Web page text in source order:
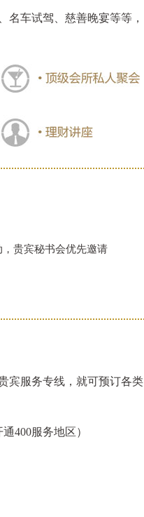
名车试驾、慈善晚宴等等，
贵宾秘书会优先邀请
宾服务专线，就可预订各类
400服务地区）